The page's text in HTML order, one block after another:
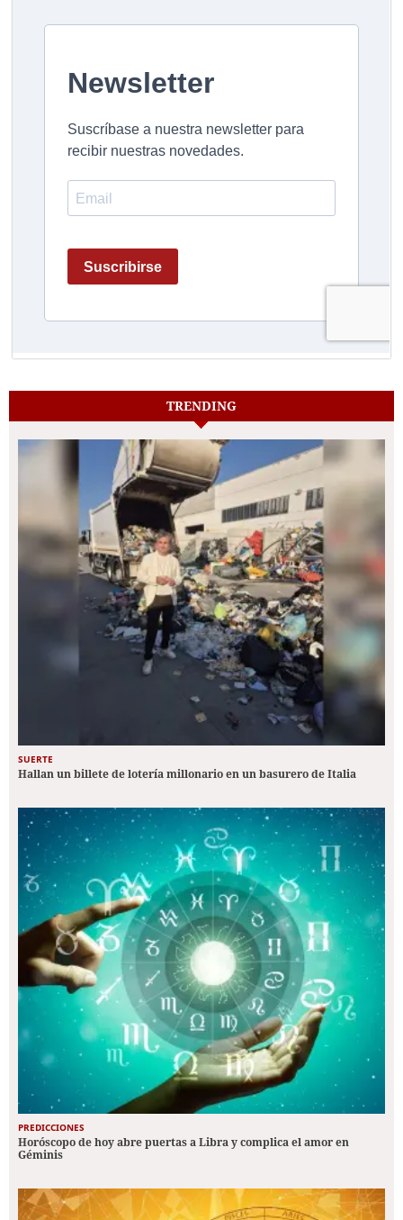
TRENDING
SUERTE
Hallan un billete de lotería millonario en un basurero de Italia
PREDICCIONES
Horóscopo de hoy abre puertas a Libra y complica el amor en
Géminis